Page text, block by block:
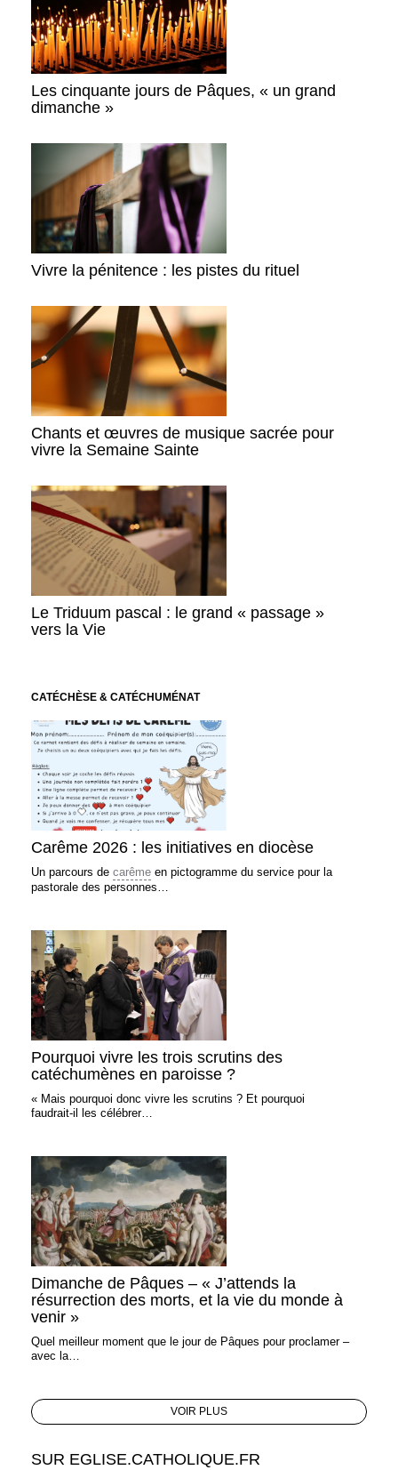
Les cinquante jours de Pâques, « un grand
dimanche »
Vivre la pénitence : les pistes du rituel
Chants et œuvres de musique sacrée pour
vivre la Semaine Sainte
Le Triduum pascal : le grand « passage »
vers la Vie
CATÉCHÈSE & CATÉCHUMÉNAT
Carême 2026 : les initiatives en diocèse
Un parcours de carême en pictogramme du service pour la
pastorale des personnes…
Pourquoi vivre les trois scrutins des
catéchumènes en paroisse ?
« Mais pourquoi donc vivre les scrutins ? Et pourquoi
faudrait-il les célébrer…
Dimanche de Pâques – « J’attends la
résurrection des morts, et la vie du monde à
venir »
Quel meilleur moment que le jour de Pâques pour proclamer –
avec la…
VOIR PLUS
SUR EGLISE.CATHOLIQUE.FR